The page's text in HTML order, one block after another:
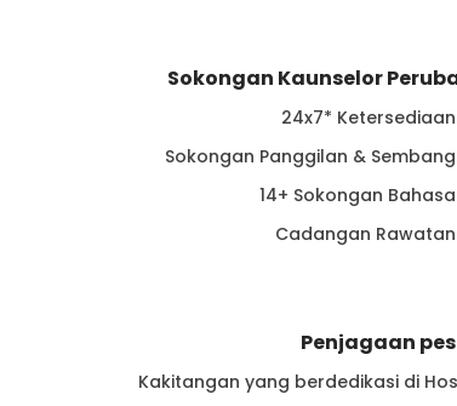
Sokongan Kaunselor
24x7* Ketersediaan
Sokongan Panggilan & Sembang
14+ Sokongan Bahasa
Cadangan Rawatan
Penjagaan
Kakitangan yang berdedikasi di